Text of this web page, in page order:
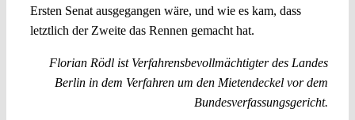
Ersten Senat ausgegangen wäre, und wie es kam, dass
letztlich der Zweite das Rennen gemacht hat.
Florian Rödl ist Verfahrensbevollmächtigter des Landes
Berlin in dem Verfahren um den Mietendeckel vor dem
Bundesverfassungsgericht.